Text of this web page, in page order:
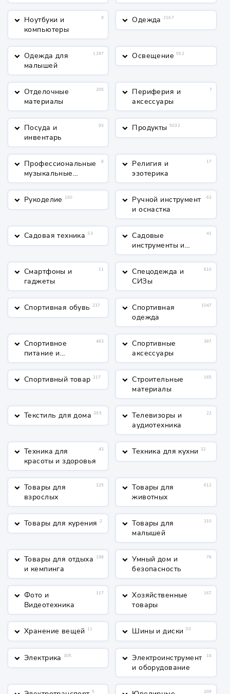
keyboard_arrow_down Ноутбуки и
компьютеры
9 keyboard_arrow_down Одежда 2167
keyboard_arrow_down Одежда для
малышей
1297 keyboard_arrow_down Освещение 552
keyboard_arrow_down Отделочные
материалы
205 keyboard_arrow_down Периферия и
аксессуары
7
keyboard_arrow_down Посуда и
инвентарь
93 keyboard_arrow_down Продукты 5032
keyboard_arrow_down Профессиональные
музыкальные
инструменты
8 keyboard_arrow_down Религия и
эзотерика
17
keyboard_arrow_down Рукоделие 160 keyboard_arrow_down Ручной инструмент
и оснастка
63
keyboard_arrow_down Садовая техника 33 keyboard_arrow_down Садовые
инструменты и
полив
41
keyboard_arrow_down Смартфоны и
гаджеты
11 keyboard_arrow_down Спецодежда и
СИЗы
610
keyboard_arrow_down Спортивная обувь 237 keyboard_arrow_down Спортивная
одежда
1047
keyboard_arrow_down Спортивное
питание и
косметика
463 keyboard_arrow_down Спортивные
аксессуары
387
keyboard_arrow_down Спортивный товар 217 keyboard_arrow_down Строительные
материалы
165
keyboard_arrow_down Текстиль для дома 395 keyboard_arrow_down Телевизоры и
аудиотехника
22
keyboard_arrow_down Техника для
красоты и здоровья
43 keyboard_arrow_down Техника для кухни 32
keyboard_arrow_down Товары для
взрослых
325 keyboard_arrow_down Товары для
животных
612
keyboard_arrow_down Товары для курения 2 keyboard_arrow_down Товары для
малышей
310
keyboard_arrow_down Товары для отдыха
и кемпинга
198 keyboard_arrow_down Умный дом и
безопасность
78
keyboard_arrow_down Фото и
Видеотехника
117 keyboard_arrow_down Хозяйственные
товары
167
keyboard_arrow_down Хранение вещей 11 keyboard_arrow_down Шины и диски 30
keyboard_arrow_down Электрика 305 keyboard_arrow_down Электроинструмент
и оборудование
18
5 209